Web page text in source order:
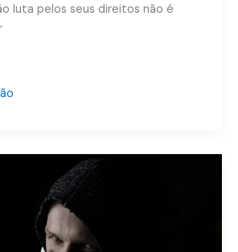
luta pelos seus direitos não é